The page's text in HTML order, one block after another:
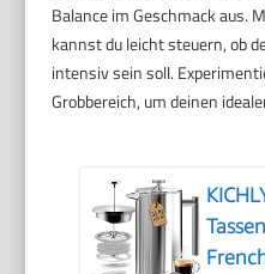
Balance im Geschmack aus.
kannst du leicht steuern, ob
intensiv sein soll.
Grobbereich, um deinen